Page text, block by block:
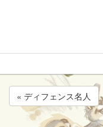
« ディフェンス名人